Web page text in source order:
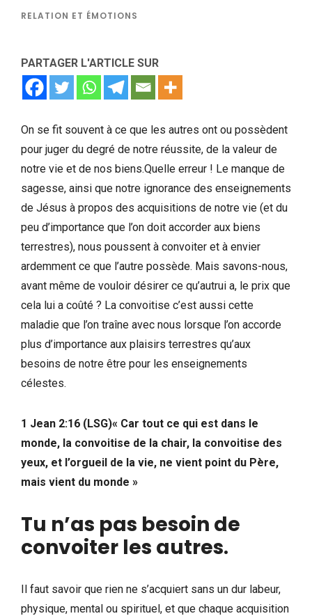
RELATION ET ÉMOTIONS
PARTAGER L'ARTICLE SUR
On se fit souvent à ce que les autres ont ou possèdent
pour juger du degré de notre réussite, de la valeur de
notre vie et de nos biens.Quelle erreur ! Le manque de
sagesse, ainsi que notre ignorance des enseignements
de Jésus à propos des acquisitions de notre vie (et du
peu d’importance que l’on doit accorder aux biens
terrestres), nous poussent à convoiter et à envier
ardemment ce que l’autre possède. Mais savons-nous,
avant même de vouloir désirer ce qu’autrui a, le prix que
cela lui a coûté ? La convoitise c’est aussi cette
maladie que l’on traîne avec nous lorsque l’on accorde
plus d’importance aux plaisirs terrestres qu’aux
besoins de notre être pour les enseignements
célestes.
1 Jean 2:16 (LSG)« Car tout ce qui est dans le
monde, la convoitise de la chair, la convoitise des
yeux, et l’orgueil de la vie, ne vient point du Père,
mais vient du monde »
Tu n’as pas besoin de
convoiter les autres.
Il faut savoir que rien ne s’acquiert sans un dur labeur,
physique, mental ou spirituel, et que chaque acquisition